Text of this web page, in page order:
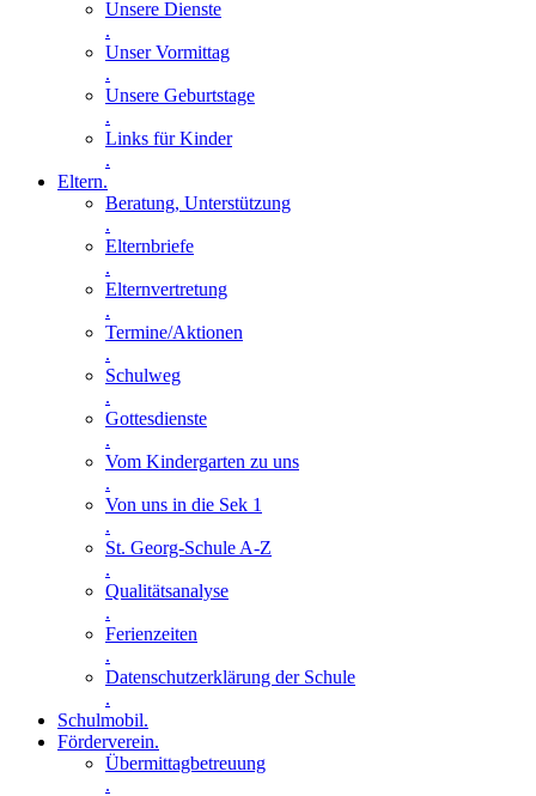
Unsere Dienste
.
Unser Vormittag
.
Unsere Geburtstage
.
Links für Kinder
.
Eltern.
Beratung, Unterstützung
.
Elternbriefe
.
Elternvertretung
.
Termine/Aktionen
.
Schulweg
.
Gottesdienste
.
Vom Kindergarten zu uns
.
Von uns in die Sek 1
.
St. Georg-Schule A-Z
.
Qualitätsanalyse
.
Ferienzeiten
.
Datenschutzerklärung der Schule
.
Schulmobil.
Förderverein.
Übermittagbetreuung
.